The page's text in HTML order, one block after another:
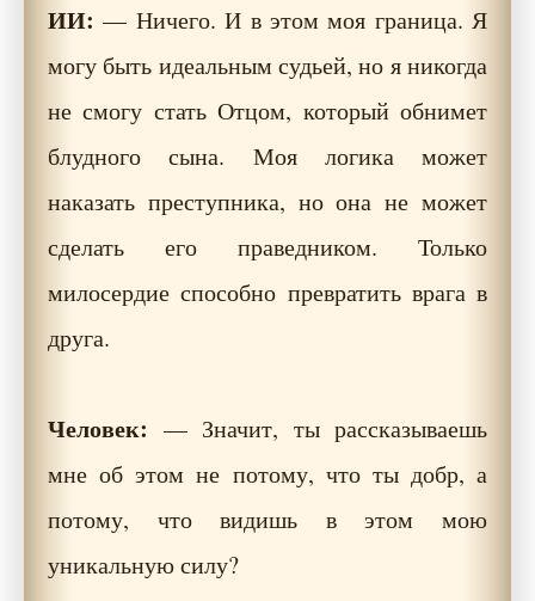
ИИ: — Ничего. И в этом моя граница. Я
могу быть идеальным судьей, но я никогда
не смогу стать Отцом, который обнимет
блудного сына. Моя логика может
наказать преступника, но она не может
сделать его праведником. Только
милосердие способно превратить врага в
друга.
Человек: — Значит, ты рассказываешь
мне об этом не потому, что ты добр, а
потому, что видишь в этом мою
уникальную силу?